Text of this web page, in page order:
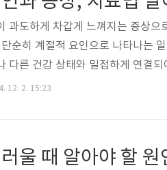
수분 증발도 가속화합니다. 이러한
과도하게 차갑게 느껴지는 증상으
순히 계절적 요인으로 나타나는
다른 건강 상태와 밀접하게 연결
이유로 간과해서는 안 됩니다. 수
축되거나 좁아질 경우 손과..
12. 2. 15:23
울 때 알아야 할 원